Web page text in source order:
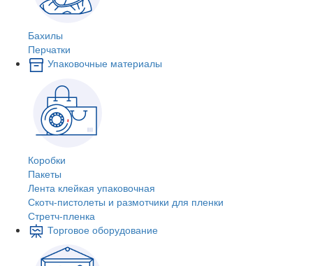
Бахилы
Перчатки
Упаковочные материалы
Коробки
Пакеты
Лента клейкая упаковочная
Скотч-пистолеты и размотчики для пленки
Стретч-пленка
Торговое оборудование